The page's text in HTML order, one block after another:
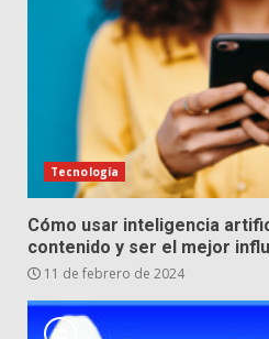
Tecnología
Cómo usar inteligencia
contenido y ser el mejor
11 de febrero de 2024